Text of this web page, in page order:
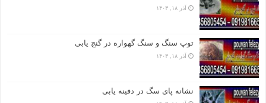
آذر ۱۸, ۱۴۰۳
توپ سنگ و سنگ گهواره در گنج یابی
آذر ۱۸, ۱۴۰۳
نشانه پای سگ در دفینه یابی